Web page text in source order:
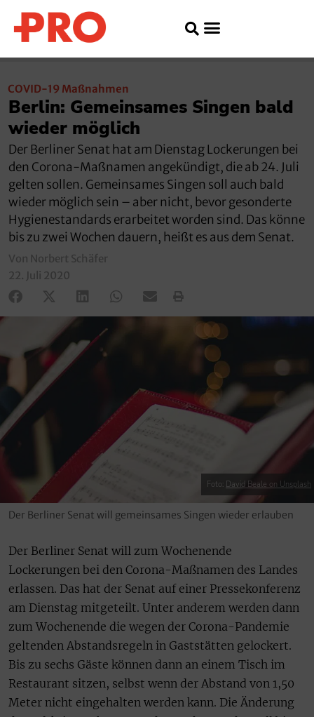
COVID-19 Maßnahmen
Berlin: Gemeinsames Singen bald
wieder möglich
Der Berliner Senat hat am Dienstag Lockerungen bei
den Corona-Maßnamen angekündigt, die ab 24. Juli
gelten sollen. Gemeinsames Singen soll auch bald
wieder möglich sein – aber nicht, bevor gesonderte
Hygienestandards erarbeitet worden sind. Das könne
bis zu zwei Wochen dauern, heißt es aus dem Senat.
Von Norbert Schäfer
22. Juli 2020
Foto: David Beale on Unsplash
Der Berliner Senat will gemeinsames Singen wieder erlauben
Der Berliner Senat will zum Wochenende
Lockerungen bei den Corona-Maßnamen des Landes
erlassen. Das hat der Senat auf einer Pressekonferenz
am Dienstag mitgeteilt. Unter anderem werden dann
zum Wochenende die wegen der Corona-Pandemie
geltenden Abstandsregeln in Gaststätten gelockert.
Bis zu sechs Gäste können dann an einem Tisch im
Restaurant sitzen, selbst wenn der Abstand von 1,50
Meter nicht eingehalten werden kann. Die Änderung